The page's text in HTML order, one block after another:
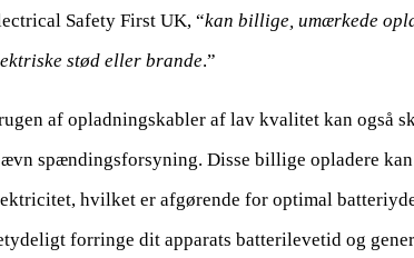
Safety First UK, “kan billige, umærkede
stød eller brande.”
af opladningskabler af lav kvalitet kan også
spændingsforsyning. Disse billige opladere
hvilket er afgørende for optimal
forringe dit apparats batterilevetid og